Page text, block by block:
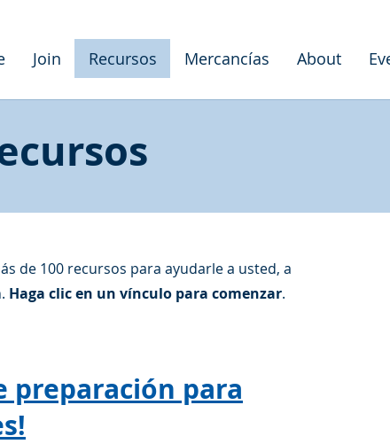
Join Recursos Mercancías About
de 100 recursos para ayudarle a usted, a
Haga clic en un vínculo para comenzar.
preparación para